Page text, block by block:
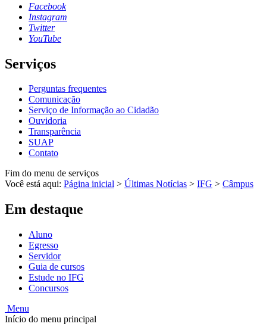
Facebook
Instagram
Twitter
YouTube
Serviços
Perguntas frequentes
Comunicação
Serviço de Informação ao Cidadão
Ouvidoria
Transparência
SUAP
Contato
Fim do menu de serviços
Você está aqui: Página inicial > Últimas Notícias > IFG > Câmpus
Em destaque
Aluno
Egresso
Servidor
Guia de cursos
Estude no IFG
Concursos
Menu
Início do menu principal